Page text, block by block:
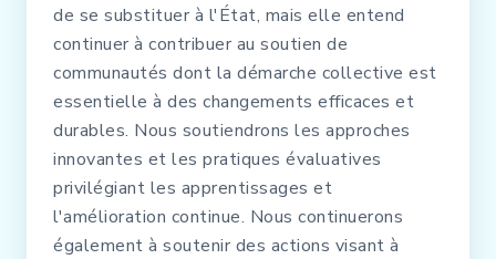
de se substituer à l'État, mais elle entend
continuer à contribuer au soutien de
communautés dont la démarche collective est
essentielle à des changements efficaces et
durables. Nous soutiendrons les approches
innovantes et les pratiques évaluatives
privilégiant les apprentissages et
l'amélioration continue. Nous continuerons
également à soutenir des actions visant à